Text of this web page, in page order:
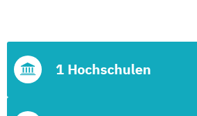
1 Hochschulen